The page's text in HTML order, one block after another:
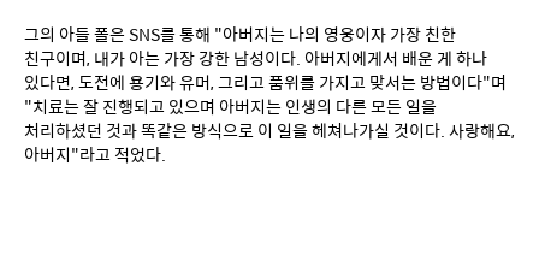
그의 아들 폴은 SNS를 통해 "아버지는 나의 영웅이자 가장 친한
친구이며, 내가 아는 가장 강한 남성이다. 아버지에게서 배운 게 하나
있다면, 도전에 용기와 유머, 그리고 품위를 가지고 맞서는 방법이다"며
"치료는 잘 진행되고 있으며 아버지는 인생의 다른 모든 일을
처리하셨던 것과 똑같은 방식으로 이 일을 헤쳐나가실 것이다. 사랑해요,
아버지"라고 적었다.